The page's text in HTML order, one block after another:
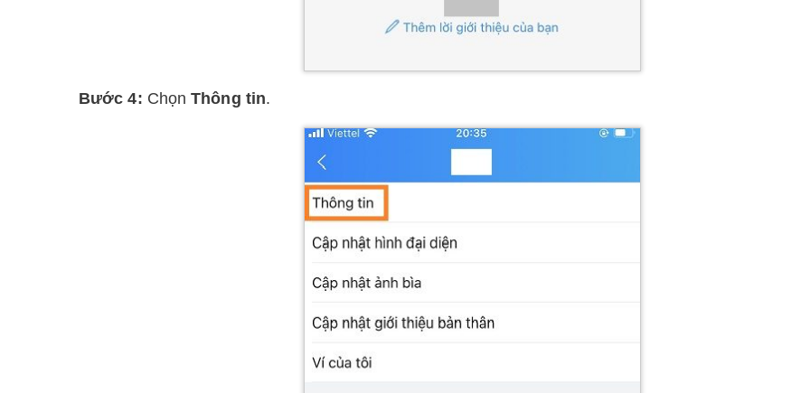
Bước 4: ChọnThông tin.